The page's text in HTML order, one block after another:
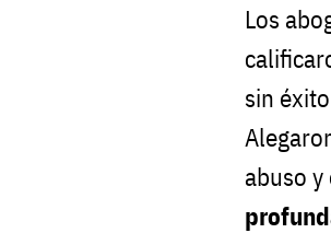
Los
sin
abuso